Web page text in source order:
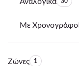
Με Χρονογράφο
ΖώνεςΑριθμός
1